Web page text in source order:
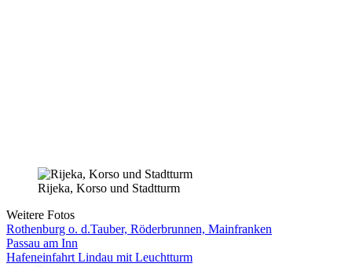
Rijeka, Korso und Stadtturm
Weitere Fotos
Rothenburg o. d.Tauber, Röderbrunnen, Mainfranken
Passau am Inn
Hafeneinfahrt Lindau mit Leuchtturm